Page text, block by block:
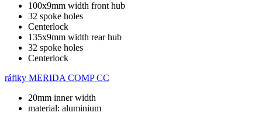
100x9mm width front hub
32 spoke holes
Centerlock
135x9mm width rear hub
32 spoke holes
Centerlock
ráfiky MERIDA COMP CC
20mm inner width
material: aluminium